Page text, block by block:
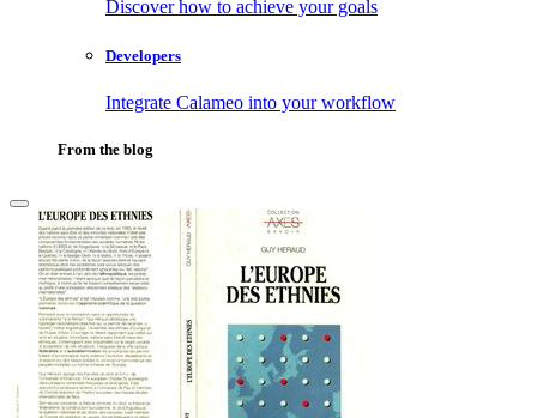
Discover how to achieve your goals
Developers
Integrate Calameo into your workflow
From the blog